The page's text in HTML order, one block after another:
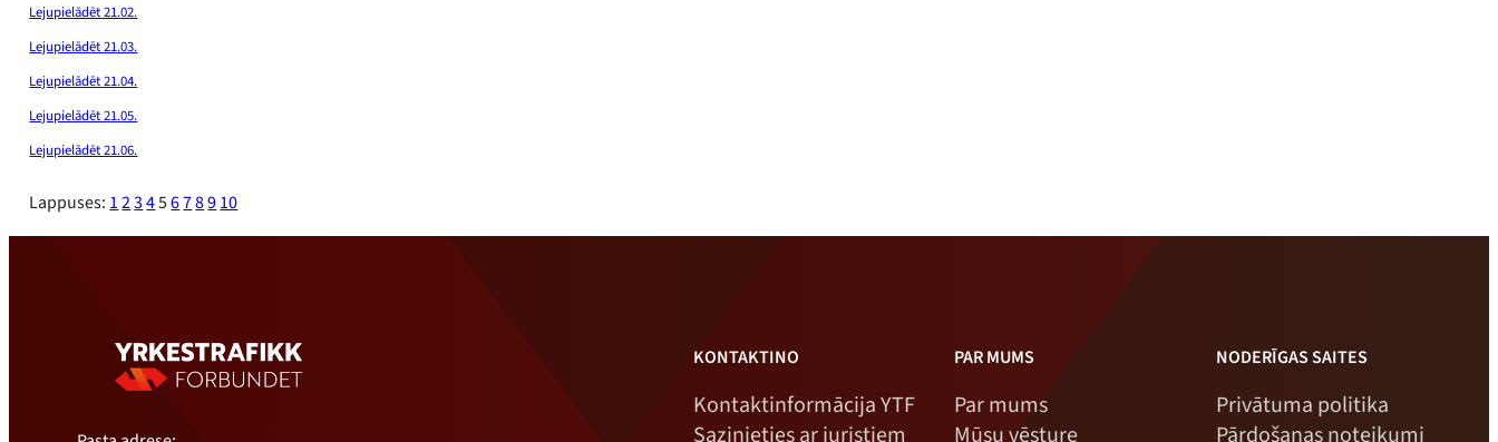
Lejupielādēt 21.02.
Lejupielādēt 21.03.
Lejupielādēt 21.04.
Lejupielādēt 21.05.
Lejupielādēt 21.06.
Lappuses: 12345678910
KONTAKTINO
Kontaktinformācija YTF
Sazinieties ar juristiem
PAR MUMS
Par mums
Mūsu vēsture
NODERĪGAS SAITES
Privātuma politika
Pārdošanas noteikumi